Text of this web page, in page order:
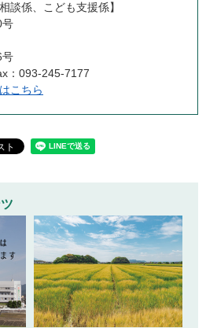
談係、こども支援係】
号
号
：093-245-7177
こちら